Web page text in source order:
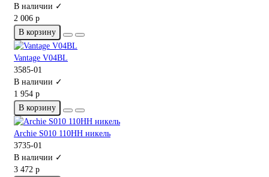
В наличии ✓
2 006 р
В корзину
Vantage V04BL
3585-01
В наличии ✓
1 954 р
В корзину
Archie S010 110HH никель
3735-01
В наличии ✓
3 472 р